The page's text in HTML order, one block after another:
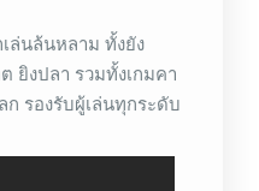
ล่นล้นหลาม ทั้งยัง
ยิงปลา รวมทั้งเกมคา
รองรับผู้เล่นทุกระดับ